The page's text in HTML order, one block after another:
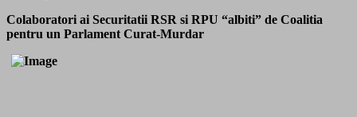
Colaboratori ai Securitatii RSR si RPU “albiti” de Coalitia
pentru un Parlament Curat-Murdar